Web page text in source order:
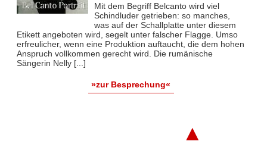
Mit dem Begriff Belcanto wird viel
Schindluder getrieben: so manches,
was auf der Schallplatte unter diesem
Etikett angeboten wird, segelt unter falscher Flagge. Umso
erfreulicher, wenn eine Produktion auftaucht, die dem hohen
Anspruch vollkommen gerecht wird. Die rumänische
Sängerin Nelly [...]
»zur Besprechung«
▲